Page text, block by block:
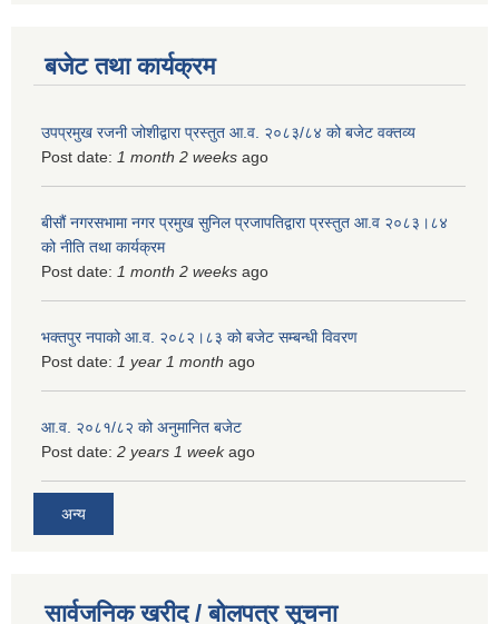
बजेट तथा कार्यक्रम
उपप्रमुख रजनी जोशीद्वारा प्रस्तुत आ.व. २०८३/८४ को बजेट वक्तव्य
Post date: 1 month 2 weeks ago
बीसौं नगरसभामा नगर प्रमुख सुनिल प्रजापतिद्वारा प्रस्तुत आ.व‍ २०८३।८४
को नीति तथा कार्यक्रम
Post date: 1 month 2 weeks ago
भक्तपुर नपाको आ.व. २०८२।८३ को बजेट सम्बन्धी विवरण
Post date: 1 year 1 month ago
आ.व. २०८१/८२ को अनुमानित बजेट
Post date: 2 years 1 weekago
अन्य
सार्वजनिक खरीद / बोलपत्र सूचना